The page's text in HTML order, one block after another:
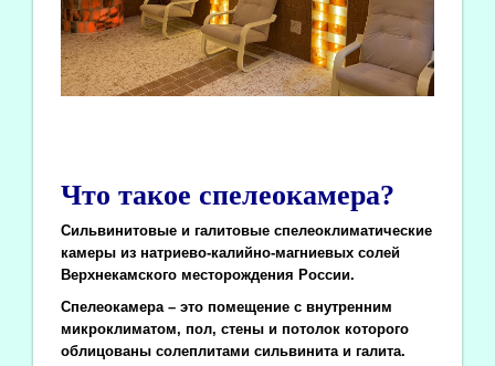
Что такое спелеокамера?
Сильвинитовые и галитовые спелеоклиматические
камеры из натриево-калийно-магниевых солей
Верхнекамского месторождения России.
Спелеокамера – это помещение с внутренним
микроклиматом, пол, стены и потолок которого
облицованы солеплитами сильвинита и галита.